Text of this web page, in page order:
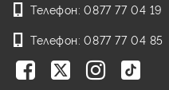
Телефон: 0877 77 04 19
Телефон: 0877 77 04 85